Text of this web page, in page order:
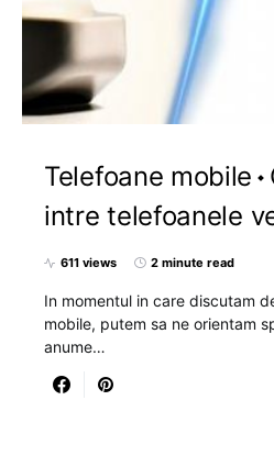
Telefoane mobile
intre telefoanele
611 views 2 minute read
In momentul in care discutam
mobile, putem sa ne orientam
anume…